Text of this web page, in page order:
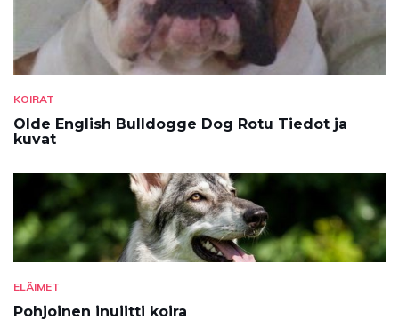
KOIRAT
Olde English Bulldogge Dog Rotu Tiedot ja
kuvat
ELÄIMET
Pohjoinen inuiitti koira